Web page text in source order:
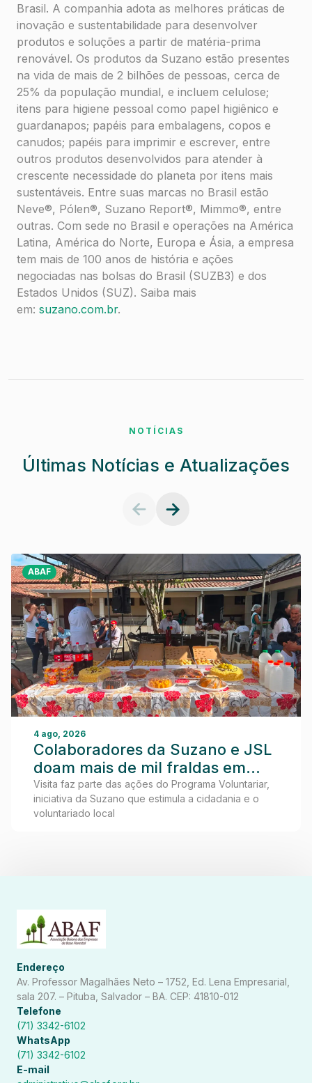
Brasil. A companhia adota as melhores práticas de
inovação e sustentabilidade para desenvolver
produtos e soluções a partir de matéria-prima
renovável. Os produtos da Suzano estão presentes
na vida de mais de 2 bilhões de pessoas, cerca de
25% da população mundial, e incluem celulose;
itens para higiene pessoal como papel higiênico e
guardanapos; papéis para embalagens, copos e
canudos; papéis para imprimir e escrever, entre
outros produtos desenvolvidos para atender à
crescente necessidade do planeta por itens mais
sustentáveis. Entre suas marcas no Brasil estão
Neve®, Pólen®, Suzano Report®, Mimmo®, entre
outras. Com sede no Brasil e operações na América
Latina, América do Norte, Europa e Ásia, a empresa
tem mais de 100 anos de história e ações
negociadas nas bolsas do Brasil (SUZB3) e dos
Estados Unidos (SUZ). Saiba mais
em: suzano.com.br.
NOTÍCIAS
Últimas Notícias e Atualizações
ABAF
4 ago, 2026
Colaboradores da Suzano e JSL
doam mais de mil fraldas em
visita ao Lar dos Idosos de
Teixeira de Freitas
Visita faz parte das ações do Programa Voluntariar,
iniciativa da Suzano que estimula a cidadania e o
voluntariado local
Endereço
Av. Professor Magalhães Neto – 1752, Ed. Lena Empresarial,
sala 207. – Pituba, Salvador – BA. CEP: 41810-012
Telefone
(71) 3342-6102
WhatsApp
(71) 3342-6102
E-mail